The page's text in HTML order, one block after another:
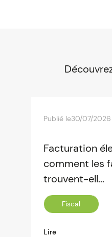
Publié le30/07/2026
Facturation
comment les
trouvent-ell...
Fiscal
Lire